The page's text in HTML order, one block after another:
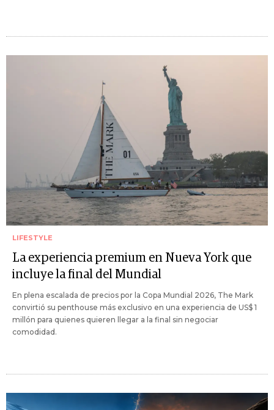
LIFESTYLE
La experiencia premium en Nueva York que
incluye la final del Mundial
En plena escalada de precios por la Copa Mundial 2026, The Mark
convirtió su penthouse más exclusivo en una experiencia de US$ 1
millón para quienes quieren llegar a la final sin negociar
comodidad.